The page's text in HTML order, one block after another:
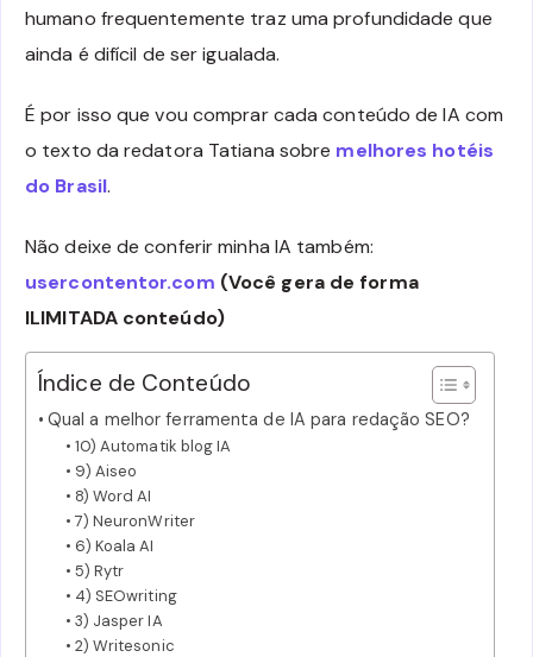
humano frequentemente traz uma profundidade que
ainda é difícil de ser igualada.
É por isso que vou comprar cada conteúdo de IA com
o texto da redatora Tatiana sobre melhores hotéis
do Brasil.
Não deixe de conferir minha IA também:
usercontentor.com (Você gera de forma
ILIMITADA conteúdo)
Índice de Conteúdo
Qual a melhor ferramenta de IA para redação SEO?
10) Automatik blog IA
9) Aiseo
8) Word AI
7) NeuronWriter
6) Koala AI
5) Rytr
4) SEOwriting
3) Jasper IA
2) Writesonic